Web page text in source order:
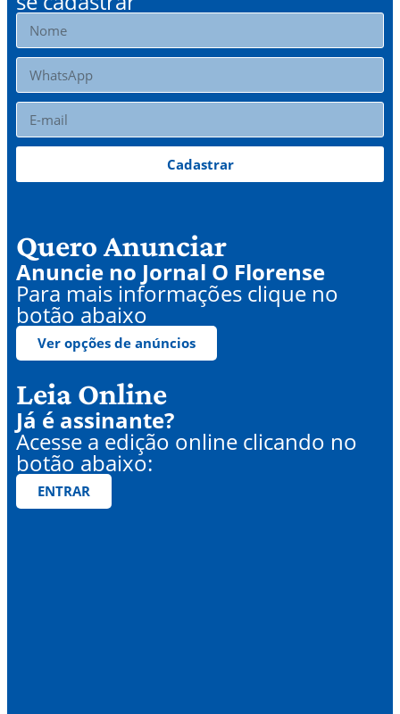
Cadastrar
Quero Anunciar
Anuncie no Jornal O Florense
Para mais informações clique no
botão abaixo
Ver opções de anúncios
Leia Online
Já é assinante?
Acesse a edição online clicando no
botão abaixo:
ENTRAR